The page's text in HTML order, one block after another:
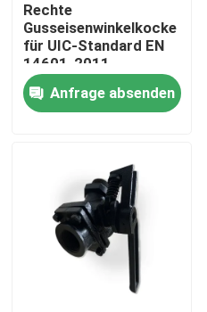
Zu Hause
Über uns
Werksbesichtigung
Rechte
Gusseisenwinkelkocke
für UIC-Standard EN
14601-2011
Produktionsstandard
Eisenbahnluftbremssystem
Anfrage absenden